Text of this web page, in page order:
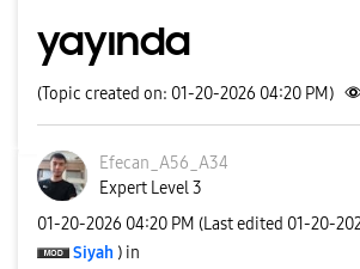
yayında
(Topic created on: 01-20-2026 04:20 PM)
Efecan_A56_A34
Expert Level 3
‎01-20-2026 04:20 PM (Last edited ‎01-20-
Siyah ) in